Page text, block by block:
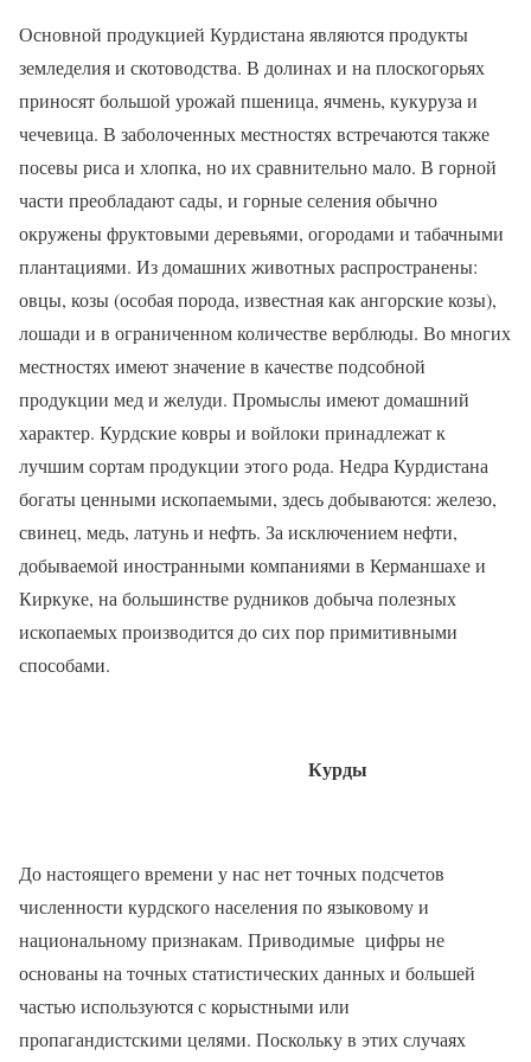
Основной продукцией Курдистана являются продукты
земледелия и скотоводства. В долинах и на плоскогорьях
приносят большой урожай пшеница, ячмень, кукуруза и
чечевица. В заболоченных местностях встречаются также
посевы риса и хлопка, но их сравнительно мало. В горной
части преобладают сады, и горные селения обычно
окружены фруктовыми деревьями, огородами и табачными
плантациями. Из домашних животных распространены:
овцы, козы (особая порода, известная как ангорские козы),
лошади и в ограниченном количестве верблюды. Во многих
местностях имеют значение в качестве подсобной
продукции мед и желуди. Промыслы имеют домашний
характер. Курдские ковры и войлоки принадлежат к
лучшим сортам продукции этого рода. Недра Курдистана
богаты ценными ископаемыми, здесь добываются: железо,
свинец, медь, латунь и нефть. За исключением нефти,
добываемой иностранными компаниями в Керманшахе и
Киркуке, на большинстве рудников добыча полезных
ископаемых производится до сих пор примитивными
способами.
Курды
До настоящего времени у нас нет точных подсчетов
численности курдского населения по языковому и
национальному признакам. Приводимые цифры не
основаны на точных статистических данных и большей
частью используются с корыстными или
пропагандистскими целями. Поскольку в этих случаях